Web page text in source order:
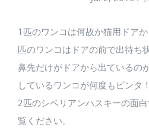
1匹のワンコは何故か猫用ドア
匹のワンコはドアの前で出待ち状
鼻先だけがドアから出ているの
しているワンコが何度もビンタ
2匹のシベリアンハスキーの面
覧ください。